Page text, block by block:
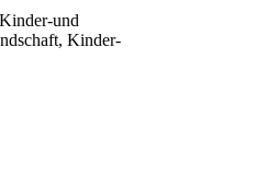
und
Kinder-